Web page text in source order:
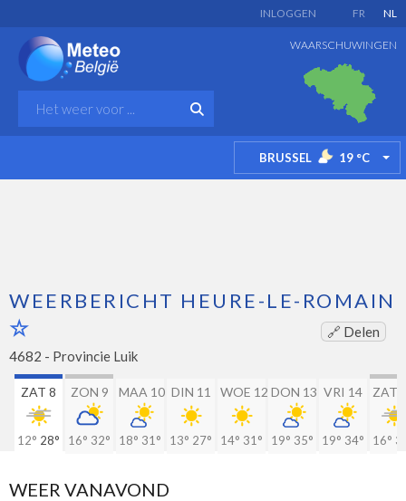
FR NL
INLOGGEN
WAARSCHUWINGEN
BRUSSEL 19 °C
WEERBERICHT HEURE-LE-ROMAIN
🔗 Delen
4682 - Provincie Luik
ZAT 8
12° 28°
ZON 9
16° 32°
MAA 10
18° 31°
DIN 11
13° 27°
WOE 12
14° 31°
DON 13
19° 35°
VRI 14
19° 34°
ZAT
16°
WEER VANAVOND